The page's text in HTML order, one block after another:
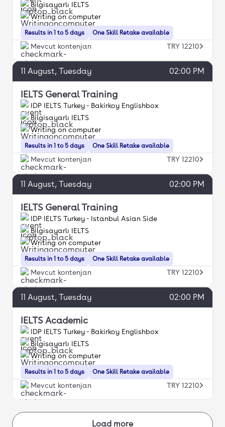
Results in 1 to 5 days
Bilgisayarlı IELTS
Writing on computer
One Skill Retake available
Mevcut kontenjan TRY 12210
11 August, Tuesday 02:00 PM
IELTS General Training
IDP IELTS Turkey - Bakirkoy Englishbox
Results in 1 to 5 days
Bilgisayarlı IELTS
Writing on computer
One Skill Retake available
Mevcut kontenjan TRY 12210
11 August, Tuesday 02:00 PM
IELTS General Training
IDP IELTS Turkey - Istanbul Asian Side
Results in 1 to 5 days
Bilgisayarlı IELTS
Writing on computer
One Skill Retake available
Mevcut kontenjan TRY 12210
11 August, Tuesday 02:00 PM
IELTS Academic
IDP IELTS Turkey - Bakirkoy Englishbox
Results in 1 to 5 days
Bilgisayarlı IELTS
Writing on computer
One Skill Retake available
Mevcut kontenjan TRY 12210
Load more